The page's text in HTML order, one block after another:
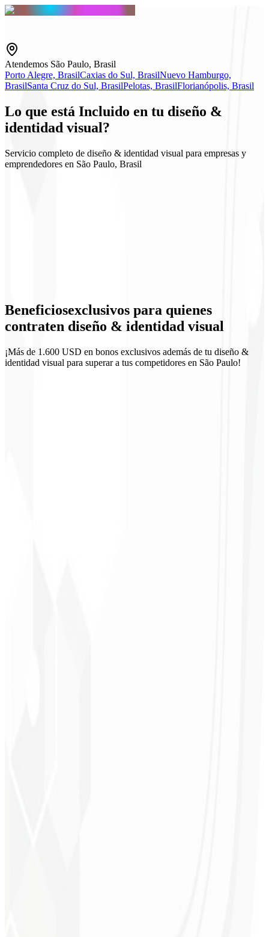
Atendemos São Paulo, Brasil
Porto Alegre, BrasilCaxias do Sul, BrasilNuevo Hamburgo,
BrasilSanta Cruz do Sul, BrasilPelotas, BrasilFlorianópolis, Brasil
Lo que está Incluido en tu diseño &
identidad visual?
Servicio completo de diseño & identidad visual para empresas y
emprendedores en São Paulo, Brasil
Materiales comerciales
Beneficiosexclusivos para quienes
contraten diseño & identidad visual
¡Más de 1.600 USD en bonos exclusivos además de tu diseño &
identidad visual para superar a tus competidores en São Paulo!